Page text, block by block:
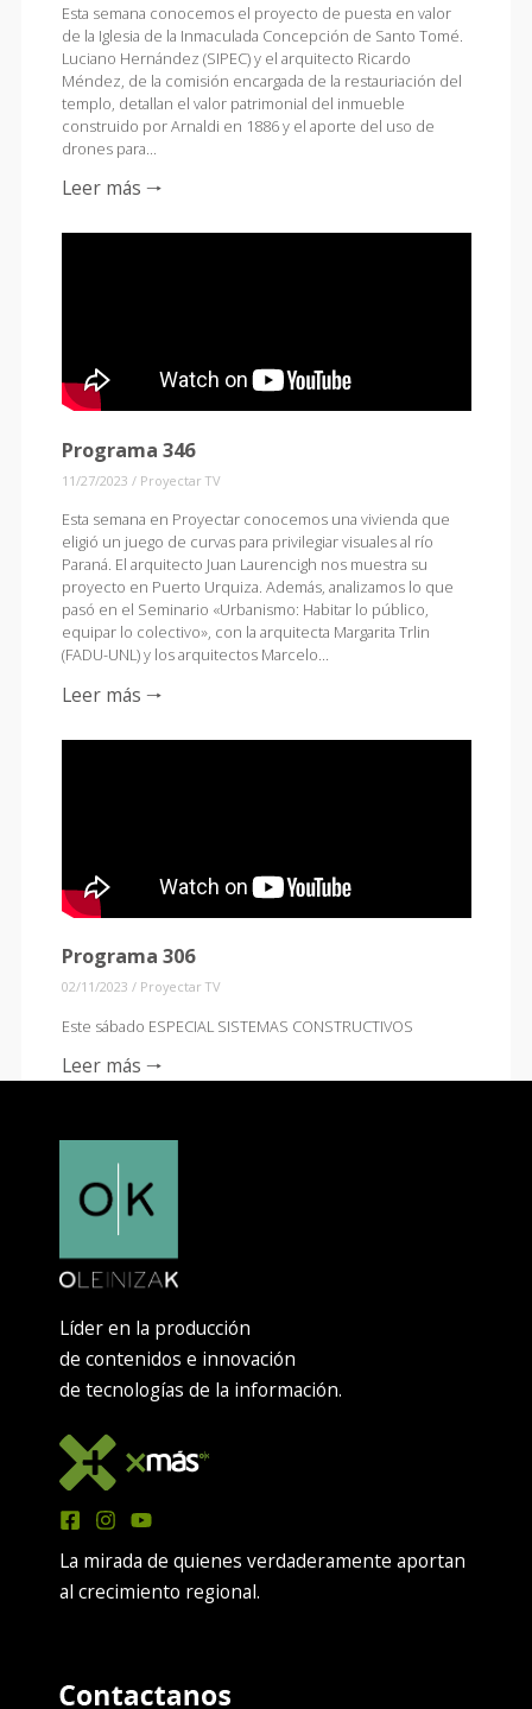
Esta semana conocemos el proyecto de puesta en valor
de la Iglesia de la Inmaculada Concepción de Santo Tomé.
Luciano Hernández (SIPEC) y el arquitecto Ricardo
Méndez, de la comisión encargada de la restauriación del
templo, detallan el valor patrimonial del inmueble
construido por Arnaldi en 1886 y el aporte del uso de
drones para…
Leer más 🠒
Programa 346
11/27/2023 / Proyectar TV
Esta semana en Proyectar conocemos una vivienda que
eligió un juego de curvas para privilegiar visuales al río
Paraná. El arquitecto Juan Laurencigh nos muestra su
proyecto en Puerto Urquiza. Además, analizamos lo que
pasó en el Seminario «Urbanismo: Habitar lo público,
equipar lo colectivo», con la arquitecta Margarita Trlin
(FADU-UNL) y los arquitectos Marcelo…
Leer más 🠒
Programa 306
02/11/2023 / Proyectar TV
Este sábado ESPECIAL SISTEMAS CONSTRUCTIVOS
Leer más 🠒
Líder en la producción
de contenidos e innovación
de tecnologías de la información.
La mirada de quienes verdaderamente aportan
al crecimiento regional.